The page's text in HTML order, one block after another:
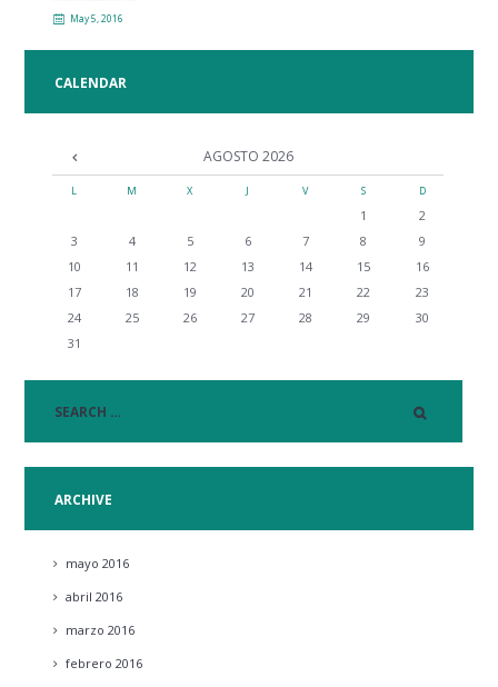
May 5, 2016
CALENDAR
AGOSTO 2026
L M X J V S D
1
2
3
4 5 6 7 8
9
10
11 12 13 14 15
16
17
18 19 20 21 22
23
24
25 26 27 28 29
30
31
ARCHIVE
mayo 2016
abril 2016
marzo 2016
febrero 2016